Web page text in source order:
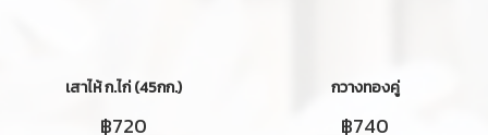
เสาไห้ ก.ไก่ (45กก.)
฿720
กวางทองคู่
฿740